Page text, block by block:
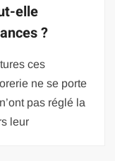
elle
?
ces
ne se porte
pas réglé la
leur